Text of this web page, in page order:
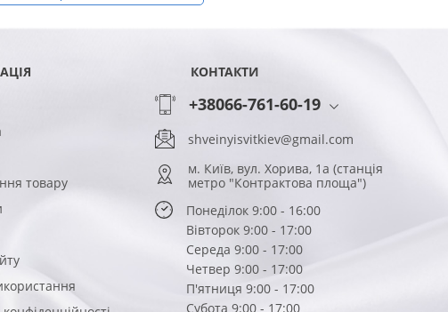
товару
КОНТАКТИ
+38066-761-60-19
shveinyisvitkiev@gmail.com
м. Київ, вул. Хорива, 1а (станція
метро "Контрактова площа")
Понеділок 9:00 - 16:00
Вівторок 9:00 - 17:00
Середа 9:00 - 17:00
Четвер 9:00 - 17:00
П'ятниця 9:00 - 17:00
Субота 9:00 - 17:00